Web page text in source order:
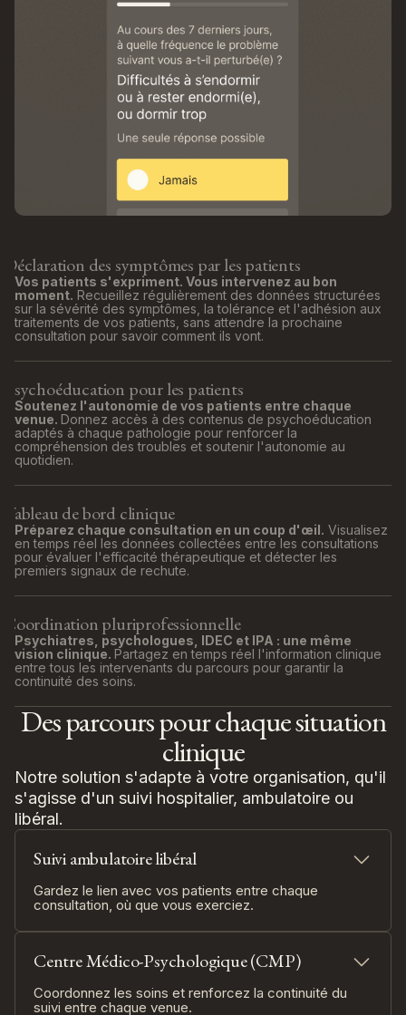
Déclaration des symptômes par les patients
Vos patients s'expriment. Vous intervenez au bon
moment. Recueillez régulièrement des données structurées
sur la sévérité des symptômes, la tolérance et l'adhésion aux
traitements de vos patients, sans attendre la prochaine
consultation pour savoir comment ils vont.
Psychoéducation pour les patients
Soutenez l'autonomie de vos patients entre chaque
venue. Donnez accès à des contenus de psychoéducation
adaptés à chaque pathologie pour renforcer la
compréhension des troubles et soutenir l'autonomie au
quotidien.
Tableau de bord clinique
Préparez chaque consultation en un coup d'œil. Visualisez
en temps réel les données collectées entre les consultations
pour évaluer l'efficacité thérapeutique et détecter les
premiers signaux de rechute.
Coordination pluriprofessionnelle
Psychiatres, psychologues, IDEC et IPA : une même
vision clinique. Partagez en temps réel l'information clinique
entre tous les intervenants du parcours pour garantir la
continuité des soins.
Des parcours pour chaque situation
clinique
Notre solution s'adapte à votre organisation, qu'il
s'agisse d'un suivi hospitalier, ambulatoire ou
libéral.
Suivi ambulatoire libéral
Gardez le lien avec vos patients entre chaque
consultation, où que vous exerciez.
symptômes, la tolérance et l'adhésion aux
vous.
rechute.
Préparez chaque consultation avec une vision
Centre Médico-Psychologique (CMP)
Coordonnez les soins et renforcez la continuité du
suivi entre chaque venue.